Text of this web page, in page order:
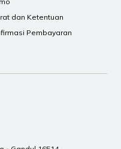
dan Ketentuan
Pembayaran